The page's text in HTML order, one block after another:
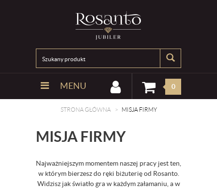
MENU 0
STRONA GŁÓWNA MISJA FIRMY
MISJA FIRMY
Najważniejszym momentem naszej pracy jest ten,
w którym bierzesz do ręki biżuterię od Rosanto.
Widzisz jak światło gra w każdym załamaniu, a w